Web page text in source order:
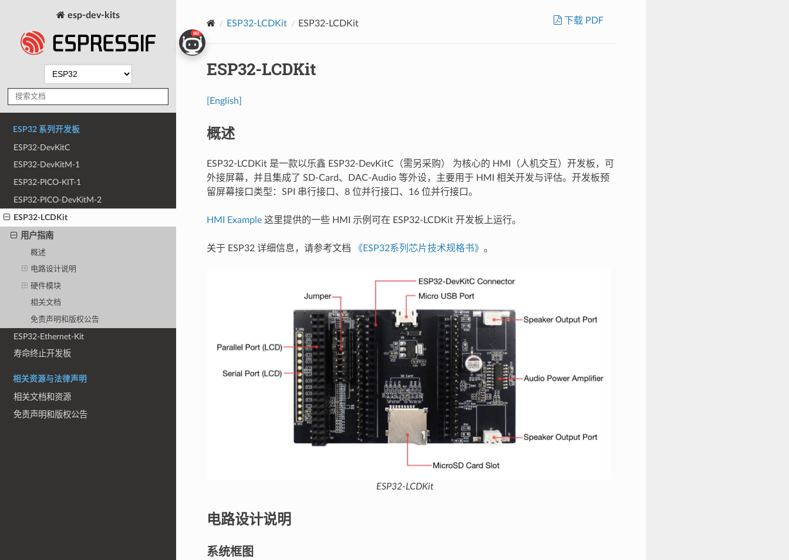
esp-dev-kits
ESP32 系列开发板
ESP32-DevKitC
ESP32-DevKitM-1
ESP32-PICO-KIT-1
ESP32-PICO-DevKitM-2
ESP32-LCDKit
用户指南
概述
电路设计说明
硬件模块
相关文档
免责声明和版权公告
ESP32-Ethernet-Kit
寿命终止开发板
相关资源与法律声明
相关文档和资源
免责声明和版权公告
ESP32-LCDKit ESP32-LCDKit 下载 PDF
ESP32-LCDKit
[English]
概述
ESP32-LCDKit 是一款以乐鑫 ESP32-DevKitC（需另采购） 为核心的 HMI（人机交互）开发板，可
外接屏幕，并且集成了 SD-Card、DAC-Audio 等外设，主要用于 HMI 相关开发与评估。开发板预
留屏幕接口类型：SPI 串行接口、8 位并行接口、16 位并行接口。
HMI Example这里提供的一些 HMI 示例可在 ESP32-LCDKit 开发板上运行。
关于 ESP32 详细信息，请参考文档 《ESP32系列芯片技术规格书》 。
ESP32-LCDKit
电路设计说明
系统框图